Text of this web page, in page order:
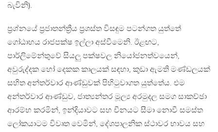
බැවිනි).
ප්‍රශ්නයේ ප්‍රජාතන්ත්‍රීය ප්‍රශස්ත විසඳුම පටන්ගත යුත්තේ
ගෝඨාභය රාජපක්ෂ ඉල්ලා අස්වීමෙනි. ඊළඟට,
පාර්ලිමේන්තුවේ සියලු පක්ෂවල නියෝජනත්වයෙන්,
අවුරුද්දක හෝ දෙකක කාලයක් සඳහා, කුඩා ඇමති මණ්ඩලයක්
සහිත අන්තර්වාර ආණ්ඩුවක් පිහිටුවාගත යුත්තේය. එම
අන්තර්වාර ආණ්ඩුව, ජාත්‍යන්තර මූල්‍ය අරමුදල සමග සාකච්ඡා
ආරම්භ කරමින්, ඉන්දියාවට සහ චීනයට සීමා නොවී සමස්ත
ලෝකයාටම විවෘත වෙමින්, දේශපාලනික ස්ථාවර භාවය සහ